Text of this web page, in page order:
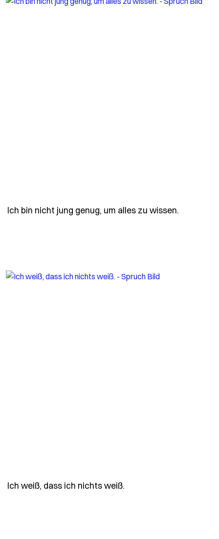
Ich bin nicht jung genug, um alles zu wissen.
Ich weiß, dass ich nichts weiß.